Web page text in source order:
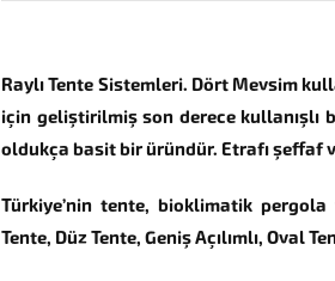
Raylı Tente Sistemleri. Dört Mevsim
için geliştirilmiş son derece kullanışlı
oldukça basit bir üründür. Etrafı şeffaf
Türkiye’nin tente, bioklimatik
Tente, Düz Tente, Geniş Açılımlı, Oval